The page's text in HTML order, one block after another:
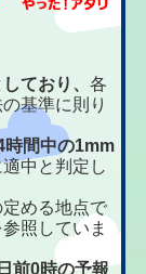
ており、各
基準に則り
時間中の1mm
中と判定し
める地点で
照していま
前0時の予報